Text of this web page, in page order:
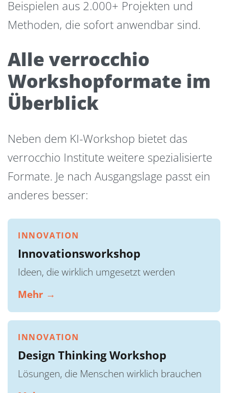
Beispielen aus 2.000+ Projekten und
Methoden, die sofort anwendbar sind.
Alle verrocchio
Workshopformate im
Überblick
Neben dem KI-Workshop bietet das
verrocchio Institute weitere spezialisierte
Formate. Je nach Ausgangslage passt ein
anderes besser:
INNOVATION
Innovationsworkshop
Ideen, die wirklich umgesetzt werden
Mehr →
INNOVATION
Design Thinking Workshop
Lösungen, die Menschen wirklich brauchen